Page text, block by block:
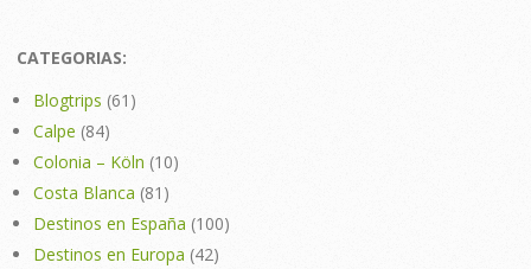
CATEGORIAS:
Blogtrips (61)
Calpe (84)
Colonia – Köln (10)
Costa Blanca (81)
Destinos en España (100)
Destinos en Europa (42)